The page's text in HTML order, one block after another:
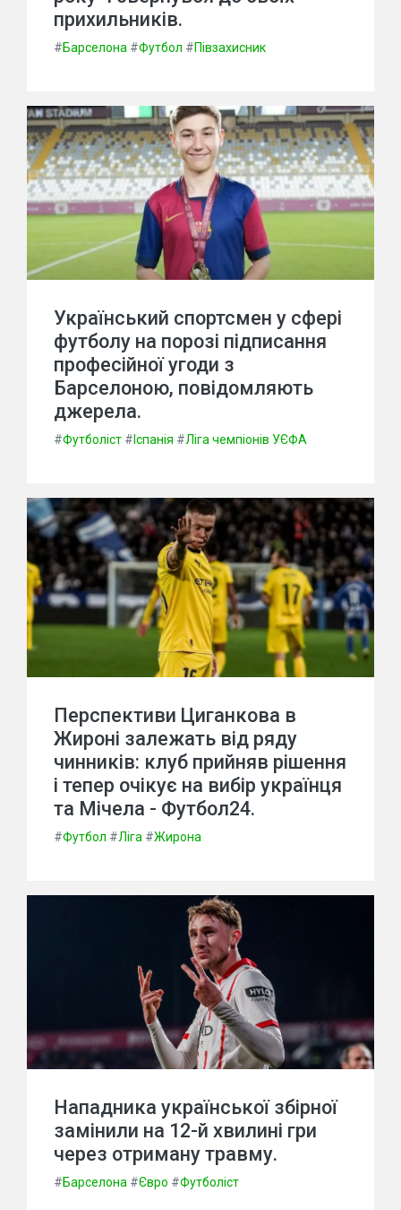
прихильників.
#Барселона #Футбол #Півзахисник
Український спортсмен у сфері
футболу на порозі підписання
професійної угоди з
Барселоною, повідомляють
джерела.
#Футболіст # Іспанія #Ліга чемпіонів УЄФА
Перспективи Циганкова в
Жироні залежать від ряду
чинників: клуб прийняв рішення
і тепер очікує на вибір українця
та Мічела - Футбол24.
#Футбол #Ліга #Жирона
Нападника української збірної
замінили на 12-й хвилині гри
через отриману травму.
#Барселона #Євро #Футболіст